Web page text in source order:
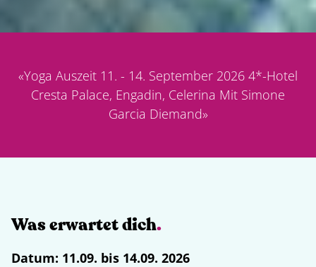
«Yoga Auszeit 11. - 14. September 2026 4*-Hotel
Cresta Palace, Engadin, Celerina Mit Simone
Garcia Diemand»
Was erwartet dich.
Datum: 11.09. bis 14.09. 2026